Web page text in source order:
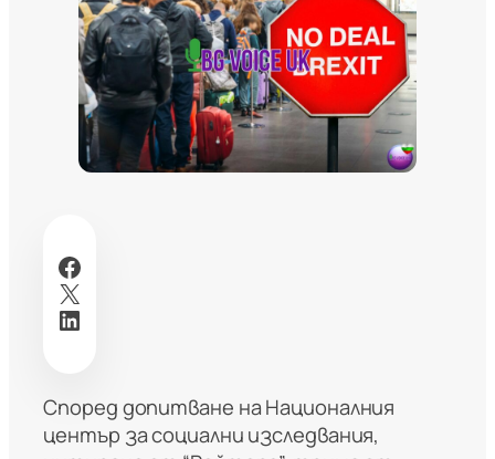
Facebook
X
LinkedIn
Според допитване на Националния
център за социални изследвания,